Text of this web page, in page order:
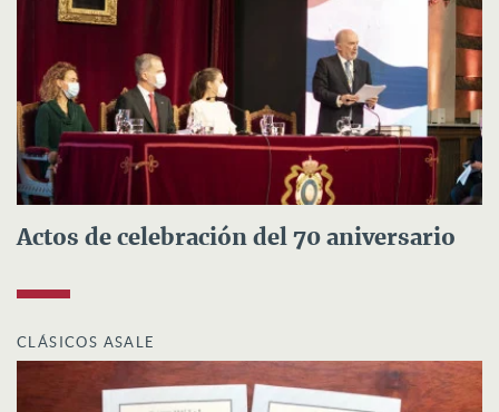
Actos de celebración del 70 aniversario
CLÁSICOS ASALE